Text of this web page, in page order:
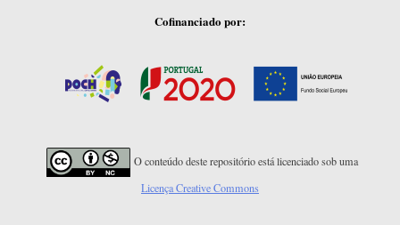
Cofinanciado por:
O conteúdo deste repositório está licenciado sob uma
Licença Creative Commons